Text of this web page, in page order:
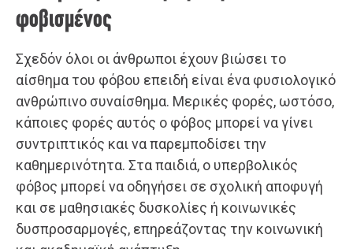
φοβισμένος
Σχεδόν όλοι οι άνθρωποι έχουν βιώσει το
αίσθημα του φόβου επειδή είναι ένα φυσιολογικό
ανθρώπινο συναίσθημα. Μερικές φορές, ωστόσο,
κάποιες φορές αυτός ο φόβος μπορεί να γίνει
συντριπτικός και να παρεμποδίσει την
καθημερινότητα. Στα παιδιά, ο υπερβολικός
φόβος μπορεί να οδηγήσει σε σχολική αποφυγή
και σε μαθησιακές δυσκολίες ή κοινωνικές
δυσπροσαρμογές, επηρεάζοντας την κοινωνική